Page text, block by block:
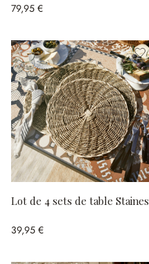
79,95 €
Lot de 4 sets de table Staines
39,95 €